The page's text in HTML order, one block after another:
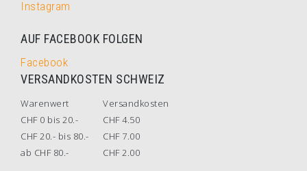
Instagram
AUF FACEBOOK FOLGEN
Facebook
VERSANDKOSTEN SCHWEIZ
Warenwert
Versandkosten
CHF 0 bis 20.-
CHF 4.50
CHF 20.- bis 80.-
CHF 7.00
ab CHF 80.-
CHF 2.00